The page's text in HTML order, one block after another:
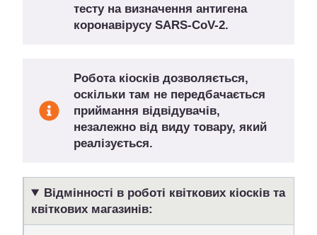
тесту на визначення антигена
коронавірусу SARS-CoV-2.
Робота кіосків дозволяється,
оскільки там не передбачається
приймання відвідувачів,
незалежно від виду товару, який
реалізується.
Відмінності в роботі квіткових кіосків та
квіткових магазинів: